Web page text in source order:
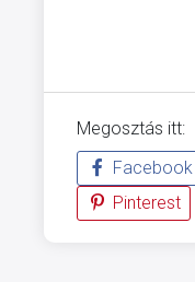
Megosztás itt:
Facebook
Pinterest